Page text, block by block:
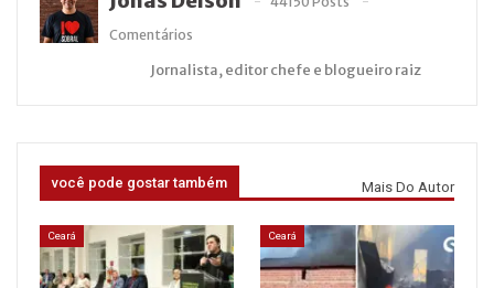
Comentários
Jornalista, editor chefe e blogueiro raiz
você pode gostar também Mais Do Autor
Ceará Ceará